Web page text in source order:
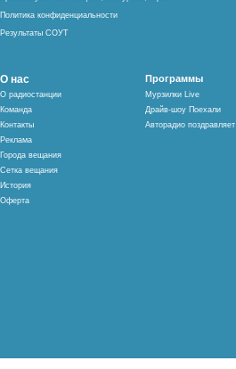
Политика конфиденциальности
Результаты СОУТ
О нас
О радиостанции
Команда
Контакты
Реклама
Города вещания
Сетка вещания
История
Оферта
Программы
Мурзилки Live
Драйв-шоу Поехали
Авторадио поздравляет